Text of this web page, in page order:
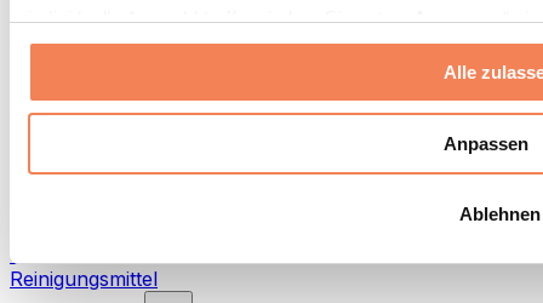
individuelle Auswahl treffen, indem Sie unter „Anpassen“
erlauben“ klicken.
Weitere Informationen über die Verarbeitung Ihrer Daten
Datenschutzerklärung
Alle
Anpassen
Ablehnen
Yoga & Pilates
Wandern
Rotlichttherapie
Waschmittel
Reinigungsmittel